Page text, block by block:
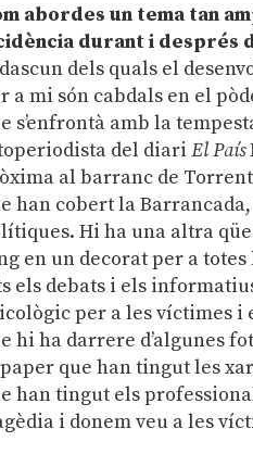
abordes un tema tan
durant i després
dels quals el
a mi són cabdals en el
s’enfrontà amb la
del diariEl País
al barranc de
han cobert la
Hi ha una altra
en un decorat per a
els debats i els
per a les víctimes i
hi ha darrere d’algunes
que han tingut les
han tingut els
i donem veu a les